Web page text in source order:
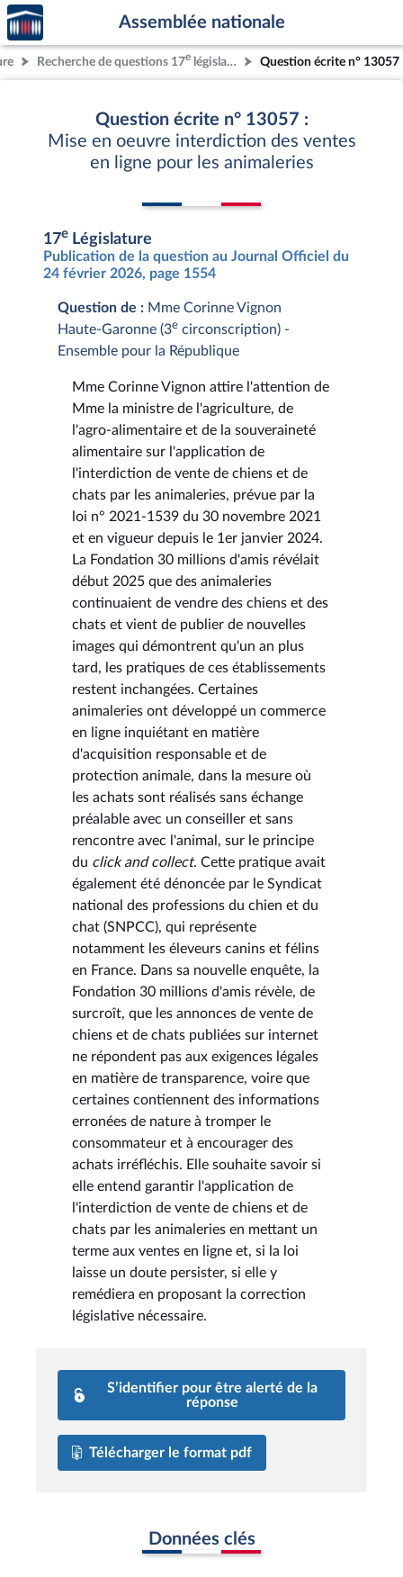
Aller au contenu
Aller en bas de la page
Accèder
à la
page
d'accueil
Assemblée nationale
Recherche de questions 17e législature Question écrite n° 13057
Question écrite n° 13057 :
Mise en oeuvre interdiction des ventes
en ligne pour les animaleries
17e Législature
Publication de la question au Journal Officiel du
24 février 2026, page 1554
Question de : Mme Corinne Vignon
Haute-Garonne (3e circonscription) -
Ensemble pour la République
Mme Corinne Vignon attire l'attention de
Mme la ministre de l'agriculture, de
l'agro-alimentaire et de la souveraineté
alimentaire sur l'application de
l'interdiction de vente de chiens et de
chats par les animaleries, prévue par la
loi n° 2021-1539 du 30 novembre 2021
et en vigueur depuis le 1er janvier 2024.
La Fondation 30 millions d'amis révélait
début 2025 que des animaleries
continuaient de vendre des chiens et des
chats et vient de publier de nouvelles
images qui démontrent qu'un an plus
tard, les pratiques de ces établissements
restent inchangées. Certaines
animaleries ont développé un commerce
en ligne inquiétant en matière
d'acquisition responsable et de
protection animale, dans la mesure où
les achats sont réalisés sans échange
préalable avec un conseiller et sans
rencontre avec l'animal, sur le principe
du click and collect. Cette pratique avait
également été dénoncée par le Syndicat
national des professions du chien et du
chat (SNPCC), qui représente
notamment les éleveurs canins et félins
en France. Dans sa nouvelle enquête, la
Fondation 30 millions d'amis révèle, de
surcroît, que les annonces de vente de
chiens et de chats publiées sur internet
ne répondent pas aux exigences légales
en matière de transparence, voire que
certaines contiennent des informations
erronées de nature à tromper le
consommateur et à encourager des
achats irréfléchis. Elle souhaite savoir si
elle entend garantir l'application de
l'interdiction de vente de chiens et de
chats par les animaleries en mettant un
terme aux ventes en ligne et, si la loi
laisse un doute persister, si elle y
remédiera en proposant la correction
législative nécessaire.
S’identifier pour être alerté de la
réponse
Télécharger le format pdf
Données clés